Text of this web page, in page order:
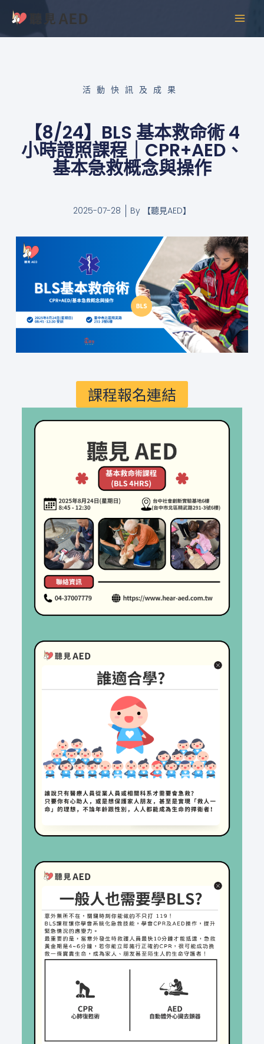
主
活動快訊及成果
【8/24】BLS 基本救命術 4
小時證照課程｜CPR+AED、
基本急救概念與操作
2025-07-28 By 【聽見AED】
課程報名連結